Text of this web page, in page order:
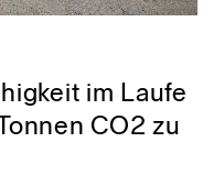
im Laufe
CO2 zu